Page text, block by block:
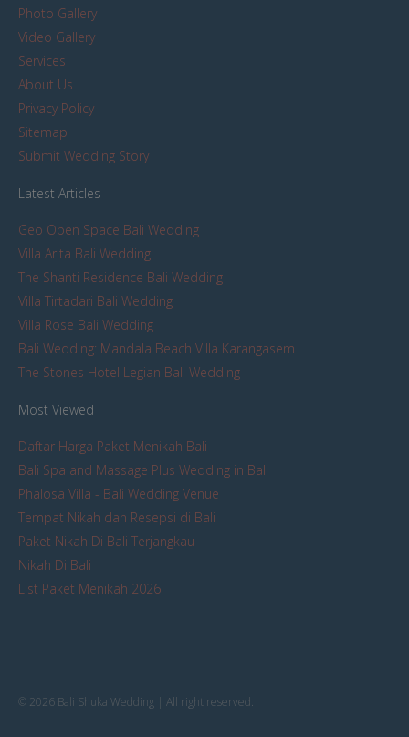
Photo Gallery
Video Gallery
Services
About Us
Privacy Policy
Sitemap
Submit Wedding Story
Latest Articles
Geo Open Space Bali Wedding
Villa Arita Bali Wedding
The Shanti Residence Bali Wedding
Villa Tirtadari Bali Wedding
Villa Rose Bali Wedding
Bali Wedding: Mandala Beach Villa Karangasem
The Stones Hotel Legian Bali Wedding
Most Viewed
Daftar Harga Paket Menikah Bali
Bali Spa and Massage Plus Wedding in Bali
Phalosa Villa - Bali Wedding Venue
Tempat Nikah dan Resepsi di Bali
Paket Nikah Di Bali Terjangkau
Nikah Di Bali
List Paket Menikah 2026
© 2026 Bali Shuka Wedding | All right reserved.